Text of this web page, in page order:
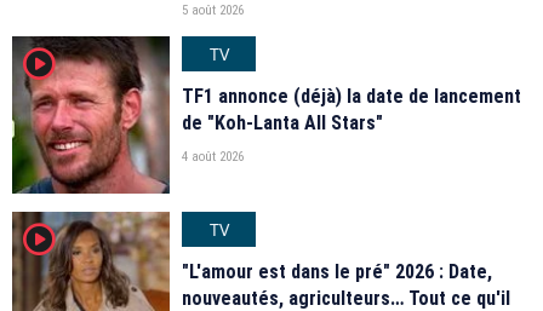
5 août 2026
player2
TV
TF1 annonce (déjà) la date de lancement
de "Koh-Lanta All Stars"
4 août 2026
player2
TV
"L'amour est dans le pré" 2026 : Date,
nouveautés, agriculteurs… Tout ce qu'il